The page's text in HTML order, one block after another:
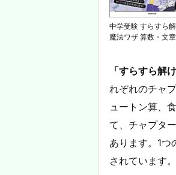
中学受験 すらすら
魔法ワザ 算数・文
「すらすら解
れぞれのチャ
ュートン算、
て、チャプタ
あります。1つ
されています。